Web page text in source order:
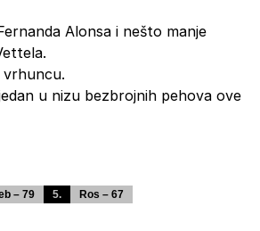
Alonsa i nešto manje
vrhuncu.
u nizu bezbrojnih pehova ove
– 79 5. Ros – 67